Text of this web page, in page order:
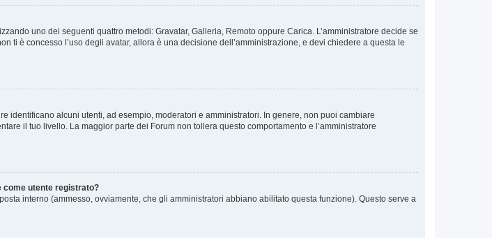
uno dei seguenti quattro metodi: Gravatar, Galleria, Remoto oppure Carica. L’amministratore decide se
è concesso l’uso degli avatar, allora è una decisione dell’amministrazione, e devi chiedere a questa le
identificano alcuni utenti, ad esempio, moderatori e amministratori. In genere, non puoi cambiare
il tuo livello. La maggior parte dei Forum non tollera questo comportamento e l’amministratore
come utente registrato?
interno (ammesso, ovviamente, che gli amministratori abbiano abilitato questa funzione). Questo serve a